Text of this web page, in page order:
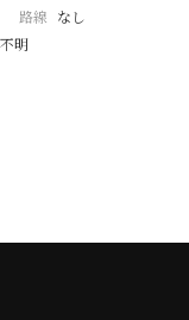
路線 なし
不明